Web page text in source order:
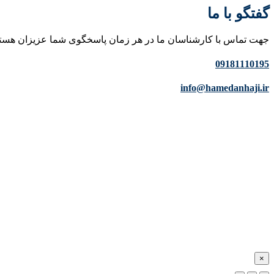
گفتگو با ما
جهت تماس با کارشناسان ما در هر زمان پاسخگوی شما عزیزان
09181110195
info@hamedanhaji.ir
×